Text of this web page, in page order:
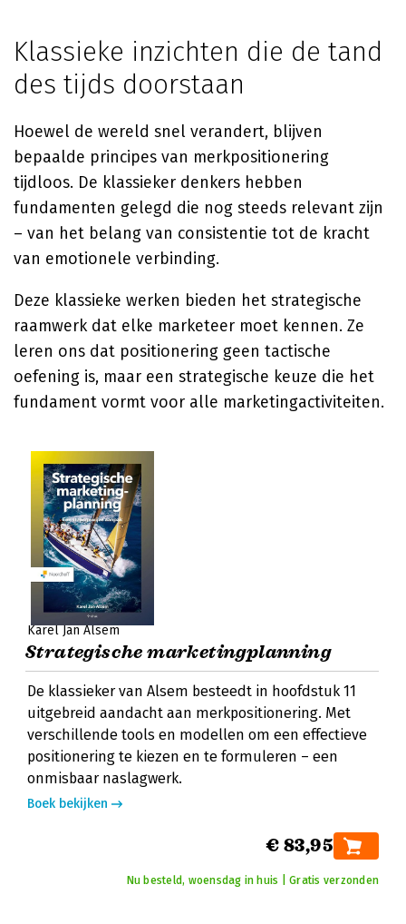
Klassieke inzichten die de tand
des tijds doorstaan
Hoewel de wereld snel verandert, blijven
bepaalde principes van merkpositionering
tijdloos. De klassieker denkers hebben
fundamenten gelegd die nog steeds relevant zijn
– van het belang van consistentie tot de kracht
van emotionele verbinding.
Deze klassieke werken bieden het strategische
raamwerk dat elke marketeer moet kennen. Ze
leren ons dat positionering geen tactische
oefening is, maar een strategische keuze die het
fundament vormt voor alle marketingactiviteiten.
Karel Jan Alsem
Strategische marketingplanning
De klassieker van Alsem besteedt in hoofdstuk 11
uitgebreid aandacht aan merkpositionering. Met
verschillende tools en modellen om een effectieve
positionering te kiezen en te formuleren – een
onmisbaar naslagwerk.
Boek bekijken
€ 83,95
Nu besteld, woensdag in huis | Gratis verzonden